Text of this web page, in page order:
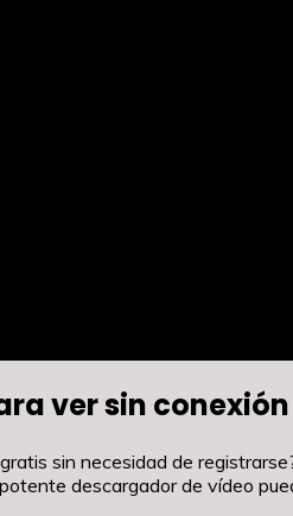
ver sin
sin necesidad de
descargador de vídeo